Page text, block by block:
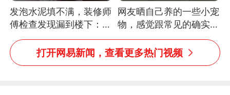
发泡水泥填不满，装修师
傅检查发现漏到楼下：出
风口未延伸到外墙
网友晒自己养的一些小宠
物，感觉跟常见的确实有
些不一样
打开网易新闻，查看更多热门视频